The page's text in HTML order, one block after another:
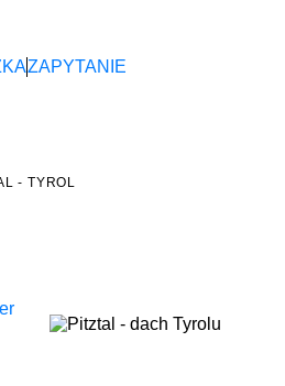
ZAPYTANIE
- TYROL